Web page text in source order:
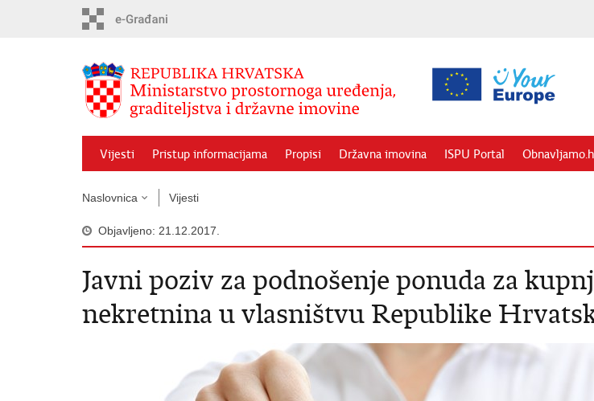
Vijesti Pristup informacijama Propisi Državna imovina ISPU Portal
Naslovnica Vijesti
Objavljeno: 21.12.2017.
Javni poziv za podnošenje ponuda za
nekretnina u vlasništvu Republike